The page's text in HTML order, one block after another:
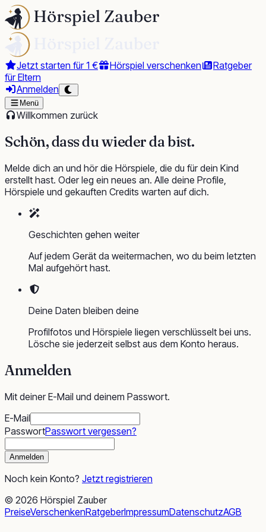
Jetzt starten für 1 € Hörspiel verschenken
Ratgeber
für Eltern
Anmelden
Menü
Willkommen zurück
Schön, dass du wieder da bist.
Melde dich an und hör die Hörspiele, die du für dein Kind
erstellt hast. Oder leg ein neues an. Alle deine Profile,
Hörspiele und gekauften Credits warten auf dich.
Geschichten gehen weiter
Auf jedem Gerät da weitermachen, wo du beim letzten
Mal aufgehört hast.
Deine Daten bleiben deine
Profilfotos und Hörspiele liegen verschlüsselt bei uns.
Lösche sie jederzeit selbst aus dem Konto heraus.
Anmelden
Mit deiner E-Mail und deinem Passwort.
E-Mail
PasswortPasswort vergessen?
Anmelden
Noch kein Konto? Jetzt registrieren
© 2026 Hörspiel Zauber
PreiseVerschenkenRatgeberImpressumDatenschutzAGB